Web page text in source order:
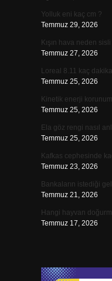
Yolluk eni kaç cm ?
Temmuz 29, 2026
Kışın hava neden
Temmuz 27, 2026
Loreal 8.11 kaç
Temmuz 25, 2026
Kinetik enerji
Temmuz 25, 2026
Ela göz rengi nasıl
Temmuz 25, 2026
Kafkas cephesinde
Temmuz 23, 2026
Bankaların istediği
Temmuz 21, 2026
Hangi hayvan
Temmuz 17, 2026